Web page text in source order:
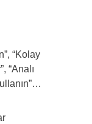
“Kolay
“Analı